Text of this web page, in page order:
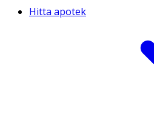
Hitta apotek